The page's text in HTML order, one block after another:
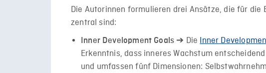
Die Autorinnen formulieren drei Ansätze, die für die
zentral sind:
Inner Development Goals ➔ DieInner
Erkenntnis, dass inneres Wachstum
und umfassen fünf Dimensionen: